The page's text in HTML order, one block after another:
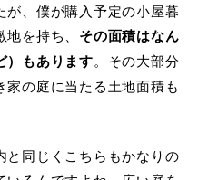
が、僕が購入予定の小屋暮
を持ち、 その面積はなん
）もあります。その大部分
家の庭に当たる土地面積も
と同じくこちらもかなりの